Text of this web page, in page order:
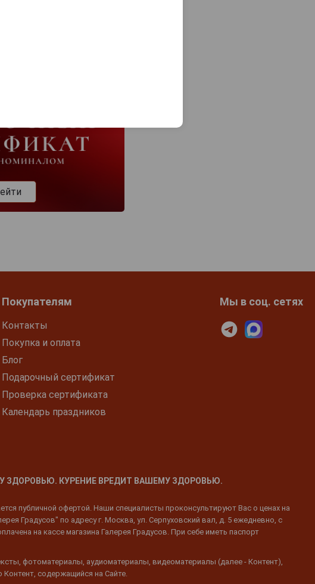
Покупателям
Контакты
Покупка и оплата
Блог
Подарочный сертификат
Проверка сертификата
Календарь праздников
Мы в соц. сетях
ЗДОРОВЬЮ. КУРЕНИЕ ВРЕДИТ ВАШЕМУ ЗДОРОВЬЮ.
публичной офертой. Наши специалисты проконсультируют Вас о ценах на
Градусов" по адресу г. Москва, ул. Серпуховский вал, д. 5 ежедневно, с
на кассе магазина Галерея Градусов. При себе иметь паспорт
фотоматериалы, аудиоматериалы, видеоматериалы (далее - Контент),
содержащийся на Сайте.